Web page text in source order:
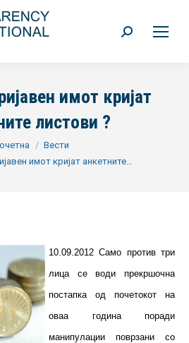
Search:
имот кријат
листови ?
Вести
имот кријат анкетните…
10.09.2012 Само против три
лица се води прекршочна
постапка од почетокот на
оваа година поради
манипулации поврзани со